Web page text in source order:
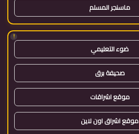
ماسنجر المسلم
!
ضوء التعليمي
صحيفة برق
موقع اشراقات
موقع اشراق اون لاين